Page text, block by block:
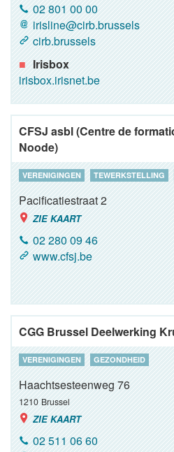
02 801 00 00
irisline@cirb.brussels
cirb.brussels
Irisbox
irisbox.irisnet.be
CFSJ asbl (Centre de
Noode)
VERENIGINGEN TEWERKSTELLING
Pacificatiestraat 2
ZIE KAART
02 280 09 46
www.cfsj.be
CGG Brussel Deelwerking
VERENIGINGEN GEZONDHEID
Haachtsesteenweg 76
1210 Brussel
ZIE KAART
02 511 06 60